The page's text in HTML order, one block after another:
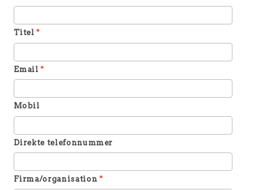
Titel*
Email*
Mobil
Direkte telefonnummer
Firma/organisation *